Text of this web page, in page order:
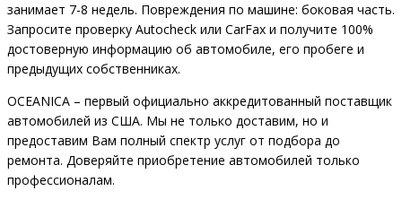
занимает 7-8 недель. Повреждения по машине: боковая часть.
Запросите проверку Autocheck или CarFax и получите 100%
достоверную информацию об автомобиле, его пробеге и
предыдущих собственниках.
OCEANIСA – первый официально аккредитованный поставщик
автомобилей из США. Мы не только доставим, но и
предоставим Вам полный спектр услуг от подбора до
ремонта. Доверяйте приобретение автомобилей только
профессионалам.